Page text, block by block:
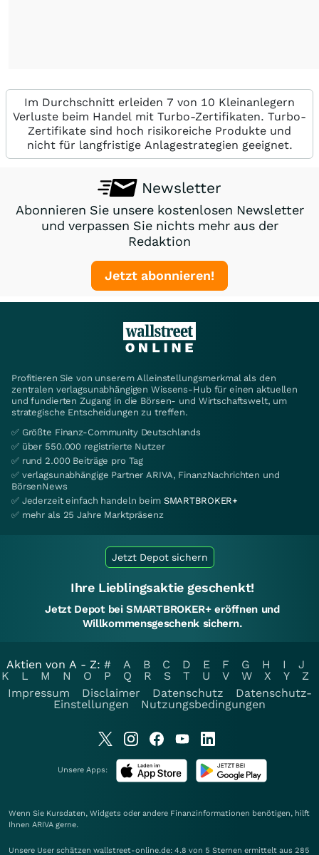
Im Durchschnitt erleiden 7 von 10 Kleinanlegern
Verluste beim Handel mit Turbo-Zertifikaten. Turbo-
Zertifikate sind hoch risikoreiche Produkte und
nicht für langfristige Anlagestrategien geeignet.
Newsletter
Abonnieren Sie unsere kostenlosen Newsletter
und verpassen Sie nichts mehr aus der
Redaktion
Jetzt abonnieren!
Profitieren Sie von unserem Alleinstellungsmerkmal als den
zentralen verlagsunabhängigen Wissens-Hub für einen aktuellen
und fundierten Zugang in die Börsen- und Wirtschaftswelt, um
strategische Entscheidungen zu treffen.
✅ Größte Finanz-Community Deutschlands
✅ über 550.000 registrierte Nutzer
✅ rund 2.000 Beiträge pro Tag
✅ verlagsunabhängige Partner ARIVA, FinanzNachrichten und
BörsenNews
✅ Jederzeit einfach handeln beim SMARTBROKER+
✅ mehr als 25 Jahre Marktpräsenz
Jetzt Depot sichern
Ihre Lieblingsaktie geschenkt!
Jetzt Depot bei SMARTBROKER+ eröffnen und
Willkommensgeschenk sichern.
Aktien von A - Z: # A B C D E F G H I
J
K
L M N O P Q R S T U V W X Y
Z
Impressum
Disclaimer Datenschutz
Datenschutz-
Einstellungen
Nutzungsbedingungen
Unsere Apps:
Wenn Sie Kursdaten, Widgets oder andere Finanzinformationen benötigen, hilft
Ihnen ARIVA gerne.
Unsere User schätzen wallstreet-online.de: 4.8 von 5 Sternen ermittelt aus 285